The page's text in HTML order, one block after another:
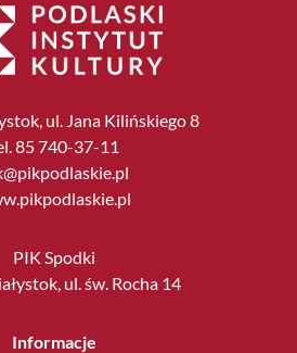
ul. Jana Kilińskiego 8
85 740-37-11
PIK Spodki
ul. św. Rocha 14
Informacje